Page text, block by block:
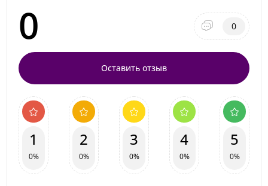
0 0
Оставить отзыв
1
0%
2
0%
3
0%
4
0%
5
0%